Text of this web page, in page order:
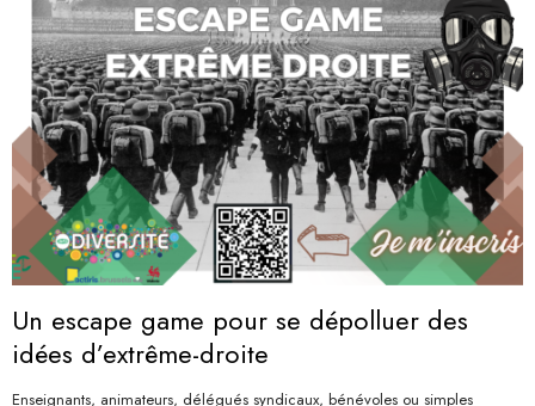
Un escape game pour se dépolluer des
idées d’extrême-droite
Enseignants, animateurs, délégués syndicaux, bénévoles ou simples